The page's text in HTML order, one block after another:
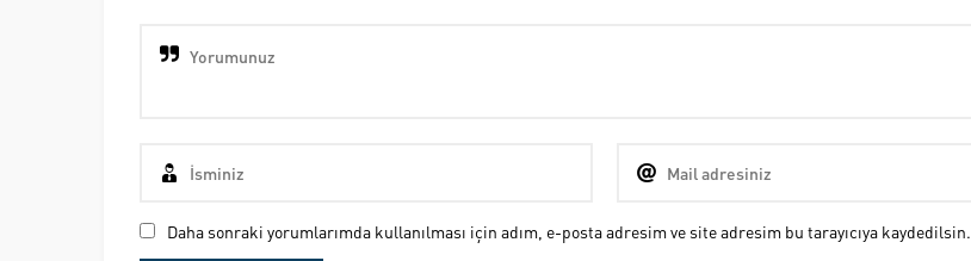
Daha sonraki yorumlarımda kullanılması için adım, e-posta adresim ve site adresim bu tarayıcıya kaydedilsin.